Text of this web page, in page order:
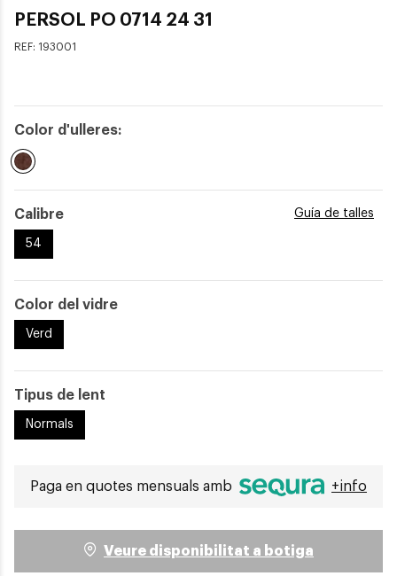
PERSOL PO 0714 24 31
REF: 193001
Color d'ulleres:
Guía de talles
Calibre
54
Color del vidre
Verd
Tipus de lent
Normals
Paga en quotes mensuals amb +info
Veure disponibilitat a botiga